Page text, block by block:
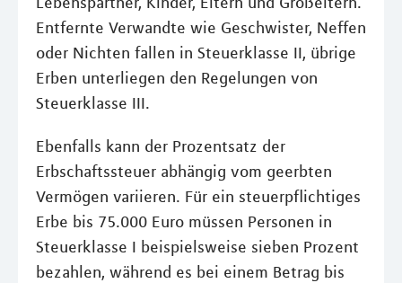
Entfernte Verwandte wie Geschwister, Neffen
oder Nichten fallen in Steuerklasse II, übrige
Erben unterliegen den Regelungen von
Steuerklasse III.
Ebenfalls kann der Prozentsatz der
Erbschaftssteuer abhängig vom geerbten
Vermögen variieren. Für ein steuerpflichtiges
Erbe bis 75.000 Euro müssen Personen in
Steuerklasse I beispielsweise sieben Prozent
bezahlen, während es bei einem Betrag bis